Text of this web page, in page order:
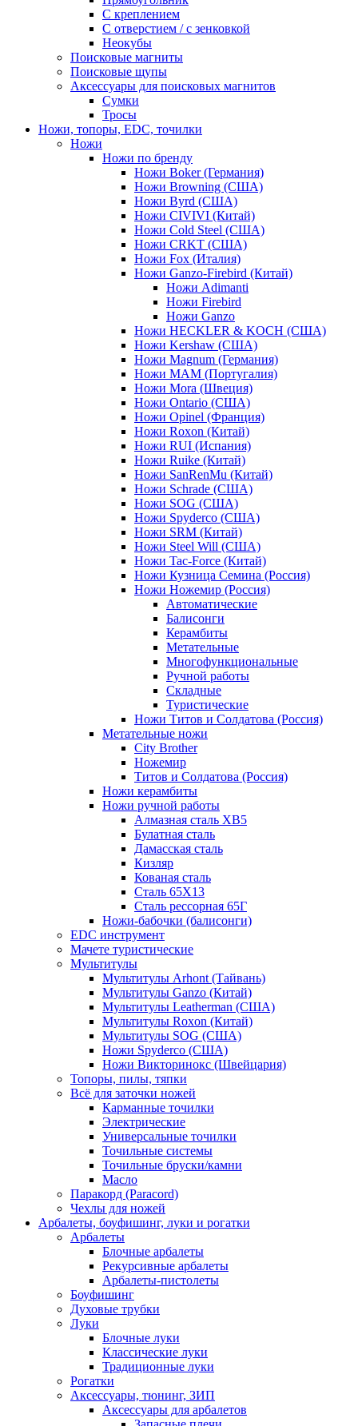
С креплением
С отверстием / с зенковкой
Неокубы
Поисковые магниты
Поисковые щупы
Аксессуары для поисковых магнитов
Сумки
Тросы
Ножи, топоры, EDC, точилки
Ножи
Ножи по бренду
Ножи Boker (Германия)
Ножи Browning (США)
Ножи Byrd (США)
Ножи CIVIVI (Китай)
Ножи Cold Steel (США)
Ножи CRKT (США)
Ножи Fox (Италия)
Ножи Ganzo-Firebird (Китай)
Ножи Adimanti
Ножи Firebird
Ножи Ganzo
Ножи HECKLER & KOCH (США)
Ножи Kershaw (США)
Ножи Magnum (Германия)
Ножи MAM (Португалия)
Ножи Mora (Швеция)
Ножи Ontario (США)
Ножи Opinel (Франция)
Ножи Roxon (Китай)
Ножи RUI (Испания)
Ножи Ruike (Китай)
Ножи SanRenMu (Китай)
Ножи Schrade (США)
Ножи SOG (США)
Ножи Spyderco (США)
Ножи SRM (Китай)
Ножи Steel Will (США)
Ножи Tac-Force (Китай)
Ножи Кузница Семина (Россия)
Ножи Ножемир (Россия)
Автоматические
Балисонги
Керамбиты
Метательные
Многофункциональные
Ручной работы
Складные
Туристические
Ножи Титов и Солдатова (Россия)
Метательные ножи
City Brother
Ножемир
Титов и Солдатова (Россия)
Ножи керамбиты
Ножи ручной работы
Алмазная сталь ХВ5
Булатная сталь
Дамасская сталь
Кизляр
Кованая сталь
Сталь 65Х13
Сталь рессорная 65Г
Ножи-бабочки (балисонги)
EDC инструмент
Мачете туристические
Мультитулы
Мультитулы Arhont (Тайвань)
Мультитулы Ganzo (Китай)
Мультитулы Leatherman (США)
Мультитулы Roxon (Китай)
Мультитулы SOG (США)
Ножи Spyderco (США)
Ножи Викторинокс (Швейцария)
Топоры, пилы, тяпки
Всё для заточки ножей
Карманные точилки
Электрические
Универсальные точилки
Точильные системы
Точильные бруски/камни
Масло
Паракорд (Paracord)
Чехлы для ножей
Арбалеты, боуфишинг, луки и рогатки
Арбалеты
Блочные арбалеты
Рекурсивные арбалеты
Арбалеты-пистолеты
Боуфишинг
Духовые трубки
Луки
Блочные луки
Классические луки
Традиционные луки
Рогатки
Аксессуары, тюнинг, ЗИП
Аксессуары для арбалетов